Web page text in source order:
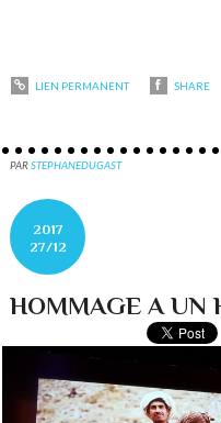
LIEN PERMANENT SHARE
PARSTEPHANEDUGAST
2017
27/12
HOMMAGE A UN